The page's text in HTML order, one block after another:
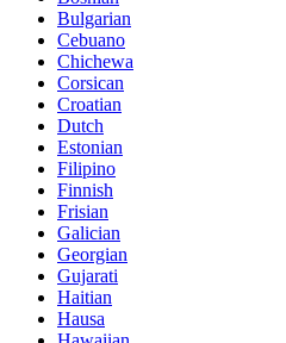
Bulgarian
Cebuano
Chichewa
Corsican
Croatian
Dutch
Estonian
Filipino
Finnish
Frisian
Galician
Georgian
Gujarati
Haitian
Hausa